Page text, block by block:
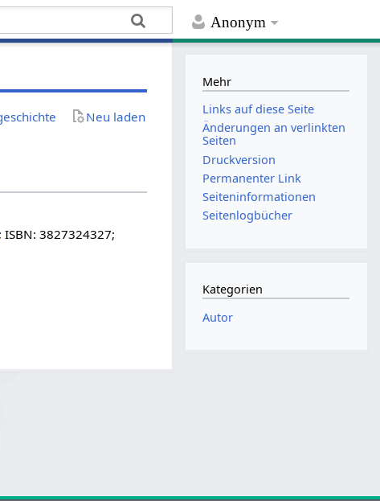
Anonym
Neu laden
ISBN: 3827324327;
Mehr
Links auf diese Seite
Änderungen an verlinkten
Seiten
Druckversion
Permanenter Link
Seiten­­informationen
Seitenlogbücher
Kategorien
Autor